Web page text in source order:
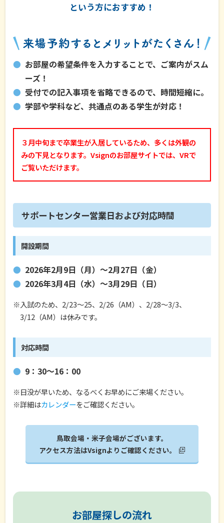
という方におすすめ！
お部屋の希望条件を入力することで、ご案内がスム
ーズ！
受付での記入事項を省略できるので、時間短縮に。
学部や学科など、共通点のある学生が対応！
３月中旬まで卒業生が入居しているため、多くは外観の
みの下見となります。Vsignのお部屋サイトでは、VRで
ご覧いただけます。
サポートセンター営業日および対応時間
開設期間
2026年2月9日（月）〜2月27日（金）
2026年3月4日（水）〜3月29日（日）
※入試のため、2/23〜25、2/26（AM）、2/28〜3/3、
3/12（AM）は休みです。
対応時間
9：30～16：00
※日没が早いため、なるべくお早めにご来場ください。
※詳細はカレンダーをご確認ください。
鳥取会場・米子会場がございます。
アクセス方法はVsignよりご確認ください。
お部屋探しの流れ